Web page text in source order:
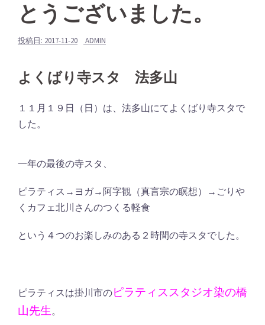
とうございました。
投稿日: 2017-11-20 ADMIN
よくばり寺スタ 法多山
１１月１９日（日）は、法多山にてよくばり寺スタで
した。
一年の最後の寺スタ、
ピラティス→ヨガ→阿字観（真言宗の瞑想）→ごりや
くカフェ北川さんのつくる軽食
という４つのお楽しみのある２時間の寺スタでした。
ピラティスは掛川市のピラティススタジオ染の橋
山先生。